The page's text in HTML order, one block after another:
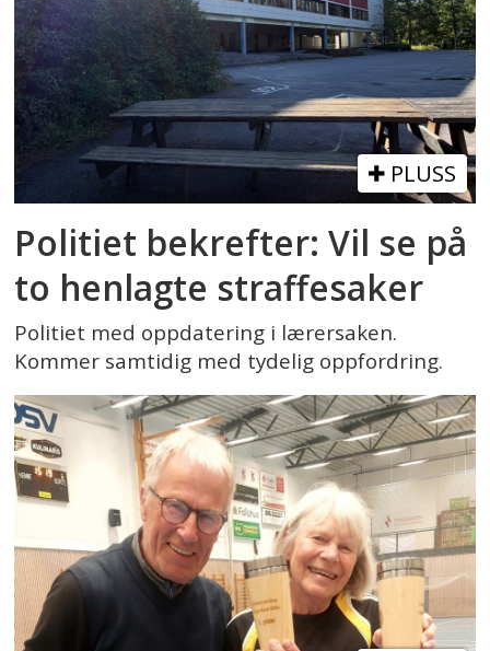
PLUSS
Politiet bekrefter: Vil se på
to henlagte straffesaker
Politiet med oppdatering i lærersaken.
Kommer samtidig med tydelig oppfordring.